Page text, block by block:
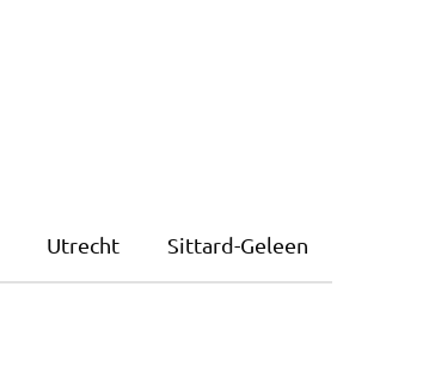
Utrecht Sittard-Geleen